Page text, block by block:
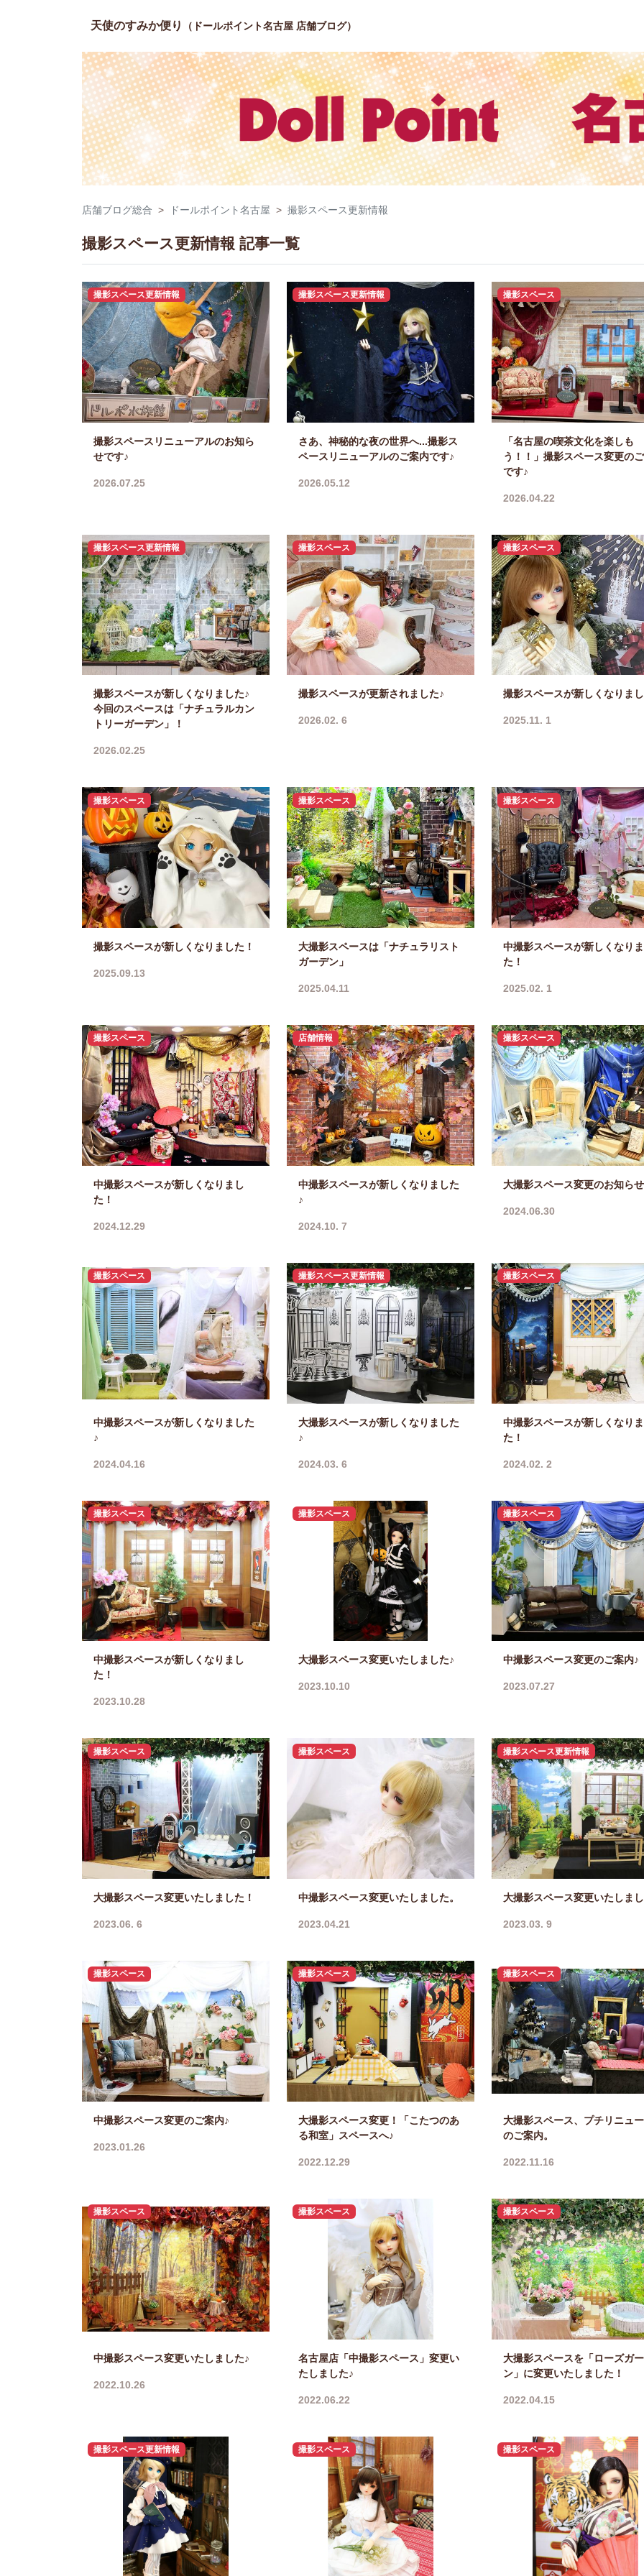
天使のすみか便り （ドールポイント名古屋 店舗ブログ）
店舗ブログ総合 ドールポイント名古屋 撮影スペース更新情報
撮影スペース更新情報 記事一覧
撮影スペース更新情報
撮影スペースリニューアルのお知ら
せです♪
2026.07.25
撮影スペース更新情報
さあ、神秘的な夜の世界へ...撮影ス
ペースリニューアルのご案内です♪
2026.05.12
撮影スペース
「名古屋の喫茶文化を楽しも
う！！」撮影スペース変更の
です♪
2026.04.22
撮影スペース更新情報
撮影スペースが新しくなりました♪
今回のスペースは「ナチュラルカン
トリーガーデン」！
2026.02.25
撮影スペース
撮影スペースが更新されました♪
2026.02. 6
撮影スペース
撮影スペースが新しくなりま
2025.11. 1
撮影スペース
撮影スペースが新しくなりました！
2025.09.13
撮影スペース
大撮影スペースは「ナチュラリスト
ガーデン」
2025.04.11
撮影スペース
中撮影スペースが新しくなり
た！
2025.02. 1
撮影スペース
中撮影スペースが新しくなりまし
た！
2024.12.29
店舗情報
中撮影スペースが新しくなりました
♪
2024.10. 7
撮影スペース
大撮影スペース変更のお知らせ
2024.06.30
撮影スペース
中撮影スペースが新しくなりました
♪
2024.04.16
撮影スペース更新情報
大撮影スペースが新しくなりました
♪
2024.03. 6
撮影スペース
中撮影スペースが新しくなり
た！
2024.02. 2
撮影スペース
中撮影スペースが新しくなりまし
た！
2023.10.28
撮影スペース
大撮影スペース変更いたしました♪
2023.10.10
撮影スペース
中撮影スペース変更のご案内♪
2023.07.27
撮影スペース
大撮影スペース変更いたしました！
2023.06. 6
撮影スペース
中撮影スペース変更いたしました。
2023.04.21
撮影スペース更新情報
大撮影スペース変更いたしま
2023.03. 9
撮影スペース
中撮影スペース変更のご案内♪
2023.01.26
撮影スペース
大撮影スペース変更！「こたつのあ
る和室」スペースへ♪
2022.12.29
撮影スペース
大撮影スペース、プチリニュ
のご案内。
2022.11.16
撮影スペース
中撮影スペース変更いたしました♪
2022.10.26
撮影スペース
名古屋店「中撮影スペース」変更い
たしました♪
2022.06.22
撮影スペース
大撮影スペースを「ローズガ
ン」に変更いたしました！
2022.04.15
撮影スペース更新情報 撮影スペース 撮影スペース